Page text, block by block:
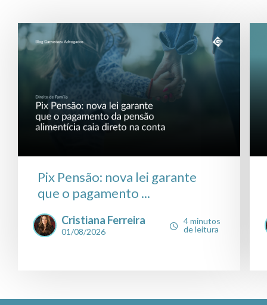
Pix Pensão: nova lei garante
que o pagamento ...
Cristiana Ferreira
01/08/2026
4 minutos
de leitura